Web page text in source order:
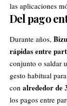
las aplicaciones
Del pago
Durante años,
rápidas entre
conjunto o saldar
gesto habitual
con alrededor de
los pagos entre